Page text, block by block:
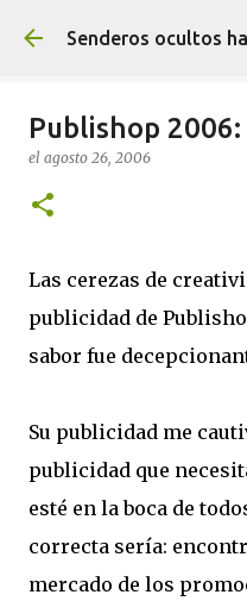
Ir al
Senderos ocultos
Publishop
el agosto 26, 2006
Las cerezas de
publicidad de
sabor fue
Su publicidad me
publicidad que
esté en la boca de
correcta sería:
mercado de los